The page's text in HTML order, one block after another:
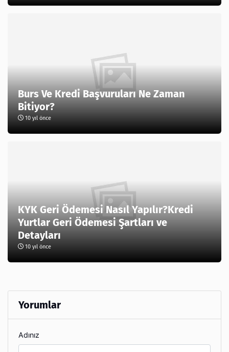
Burs Ve Kredi Başvuruları Ne Zaman
Bitiyor?
10 yıl önce
KYK Geri Ödemesi Nasıl Yapılır?Kredi
Yurtlar Geri Ödemesi Şartları ve
Detayları
10 yıl önce
Yorumlar
Adınız